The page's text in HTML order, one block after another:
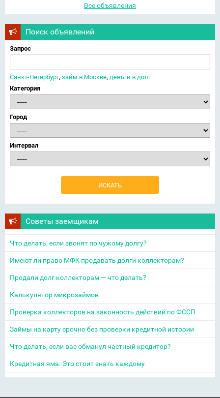
Все объявления
Поиск объявлений
Запрос
Санкт-Петербург, займ в Москве, деньги в долг
Категория
Город
Интервал
Советы заемщикам
Что делать, если звонят по чужому долгу?
Имеют ли право МФК продавать долги коллекторам?
Продали долг коллекторам — что делать?
Калькулятор микрозаймов
Проверка коллекторов на законность действий по ФССП
Займы на карту срочно без проверки кредитной истории
Что делать, если вас обманул частный кредитор?
Кредитная яма. Это стоит знать каждому.